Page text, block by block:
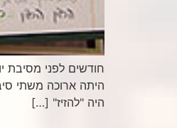
חודשים לפני מסיבת
היתה ארוכה משתי
היה "להזיז" […]